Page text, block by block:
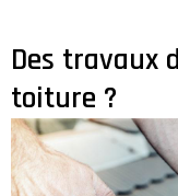
Des travaux
toiture ?